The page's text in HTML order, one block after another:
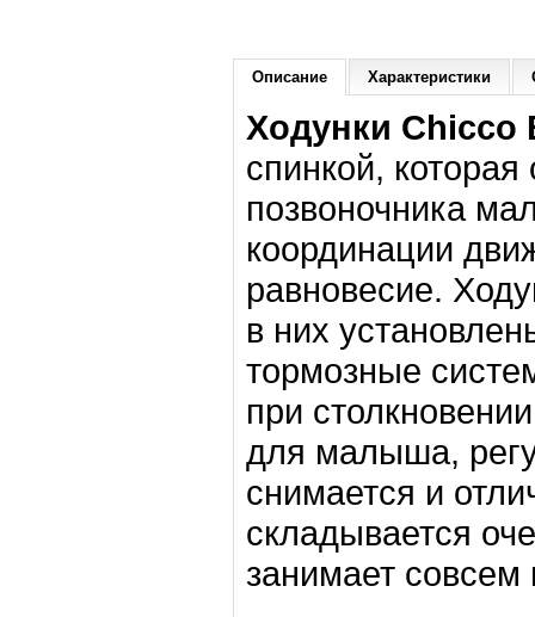
Описание Характеристики
Ходунки Chicco
спинкой,
позвоночника
координации
равновесие.
в них
тормозные
при
для малыша,
снимается и
складывается
занимает